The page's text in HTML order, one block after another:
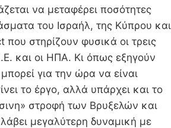
να μεταφέρει ποσότητες
του Ισραήλ, της Κύπρου και
στηρίζουν φυσικά οι τρεις
και οι ΗΠΑ. Κι όπως εξηγούν
για την ώρα να είναι
το έργο, αλλά υπάρχει και το
στροφή των Βρυξελών και
μεγαλύτερη δυναμική με